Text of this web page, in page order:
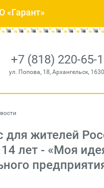
+7 (818) 220-65-
ул. Попова, 18, Архангельск,
«Гарант»
для жителей
лет - «Моя